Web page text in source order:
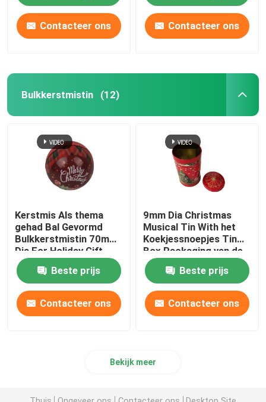
Contacteer ons Contacteer ons
Bulkkerstmistin (12)
Kerstmis Als thema
gehad Bal Gevormd
Bulkkerstmistin 70mm
Dia For Holiday Gift
Promotion
Beste prijs
Contacteer ons
9mm Dia Christmas
Musical Tin With het
Koekjessnoepjes Tin
Box Packaging van de
Misstapdekking
Beste prijs
Contacteer ons
Bekijk meer